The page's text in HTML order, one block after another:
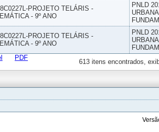
PROJETO TELÁRIS -
- 9º ANO
PNLD
PROJETO TELÁRIS -
- 9º ANO
PNLD
613 itens encontrados,
PDF